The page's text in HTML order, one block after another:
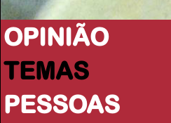
OPINIÃO
TEMAS
PESSOAS